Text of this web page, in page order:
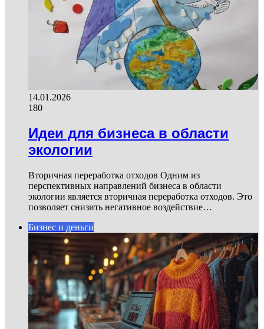
14.01.2026
180
Идеи для бизнеса в области
экологии
Вторичная переработка отходов Одним из
перспективных направлений бизнеса в области
экологии является вторичная переработка отходов. Это
позволяет снизить негативное воздействие…
Бизнес и деньги